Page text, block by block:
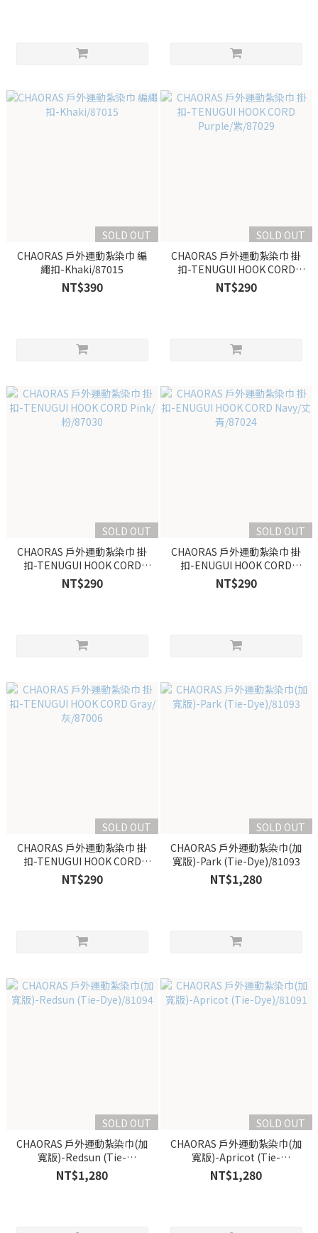
SOLD OUT
CHAORAS 戶外運動紮染巾 編
繩扣-Khaki/87015
NT$390
SOLD OUT
CHAORAS 戶外運動紮染巾 掛
扣-TENUGUI HOOK CORD
Purple/紫/87029
NT$290
SOLD OUT
CHAORAS 戶外運動紮染巾 掛
扣-TENUGUI HOOK CORD
Pink/粉/87030
NT$290
SOLD OUT
CHAORAS 戶外運動紮染巾 掛
扣-ENUGUI HOOK CORD
Navy/丈青/87024
NT$290
SOLD OUT
CHAORAS 戶外運動紮染巾 掛
扣-TENUGUI HOOK CORD
Gray/灰/87006
NT$290
SOLD OUT
CHAORAS 戶外運動紮染巾(加
寬版)-Park (Tie-Dye)/81093
NT$1,280
SOLD OUT
CHAORAS 戶外運動紮染巾(加
寬版)-Redsun (Tie-
Dye)/81094
NT$1,280
SOLD OUT
CHAORAS 戶外運動紮染巾(加
寬版)-Apricot (Tie-
Dye)/81091
NT$1,280